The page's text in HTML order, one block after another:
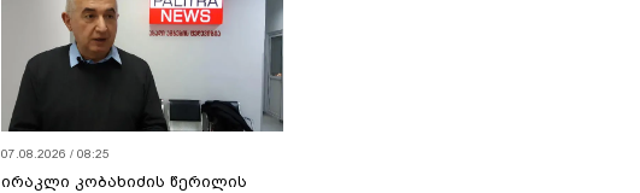
07.08.2026 / 08:25
ირაკლი კობახიძის წერილის